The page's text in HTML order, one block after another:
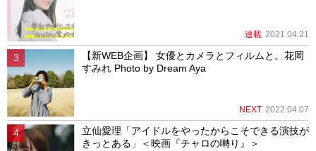
連載 2021.04.21
【新WEB企画】 女優とカメラとフィルムと。花岡
すみれ Photo by Dream Aya
NEXT 2022.04.07
立仙愛理「アイドルをやったからこそできる演技が
きっとある」＜映画『チャロの囀り』＞